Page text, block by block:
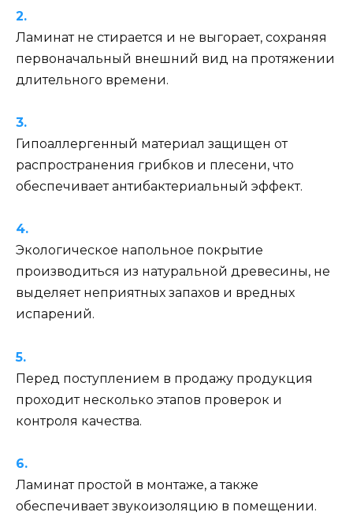
Ламинат не стирается и не выгорает, сохраняя
первоначальный внешний вид на протяжении
длительного времени.
Гипоаллергенный материал защищен от
распространения грибков и плесени, что
обеспечивает антибактериальный эффект.
Экологическое напольное покрытие
производиться из натуральной древесины, не
выделяет неприятных запахов и вредных
испарений.
Перед поступлением в продажу продукция
проходит несколько этапов проверок и
контроля качества.
Ламинат простой в монтаже, а также
обеспечивает звукоизоляцию в помещении.